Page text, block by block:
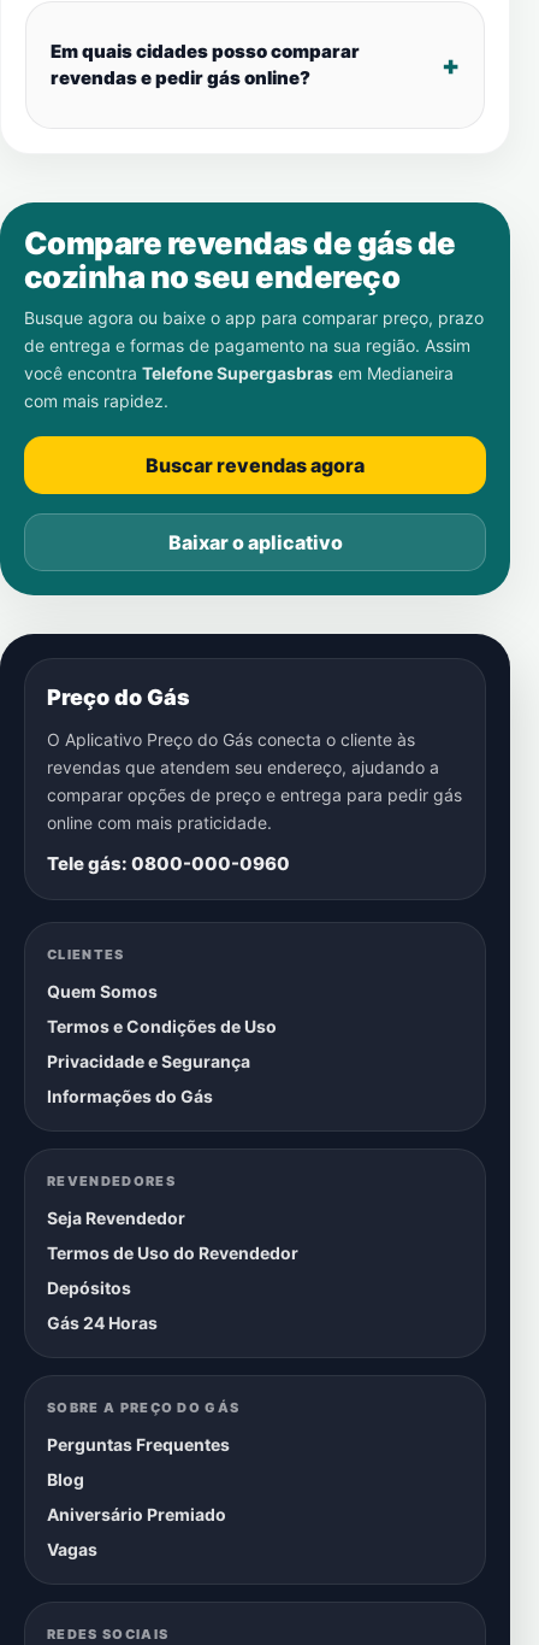
Em quais cidades posso comparar
revendas e pedir gás online?
Compare revendas de gás de
cozinha no seu endereço
Busque agora ou baixe o app para comparar preço, prazo
de entrega e formas de pagamento na sua região. Assim
você encontra Telefone Supergasbras em Medianeira
com mais rapidez.
Buscar revendas agora
Baixar o aplicativo
Preço do Gás
O Aplicativo Preço do Gás conecta o cliente às
revendas que atendem seu endereço, ajudando a
comparar opções de preço e entrega para pedir gás
online com mais praticidade.
Tele gás: 0800-000-0960
CLIENTES
Quem Somos
Termos e Condições de Uso
Privacidade e Segurança
Informações do Gás
REVENDEDORES
Seja Revendedor
Termos de Uso do Revendedor
Depósitos
Gás 24 Horas
SOBRE A PREÇO DO GÁS
Perguntas Frequentes
Blog
Aniversário Premiado
Vagas
REDES SOCIAIS